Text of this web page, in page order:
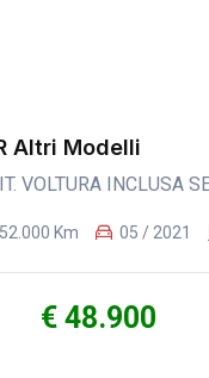
Altri Modelli
VOLTURA INCLUSA
52.000 Km 05 / 2021
€ 48.900